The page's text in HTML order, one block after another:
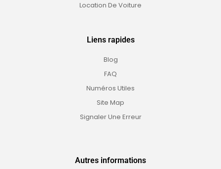
Location De Voiture
Liens rapides
Blog
FAQ
Numéros Utiles
Site Map
Signaler Une Erreur
Autres informations